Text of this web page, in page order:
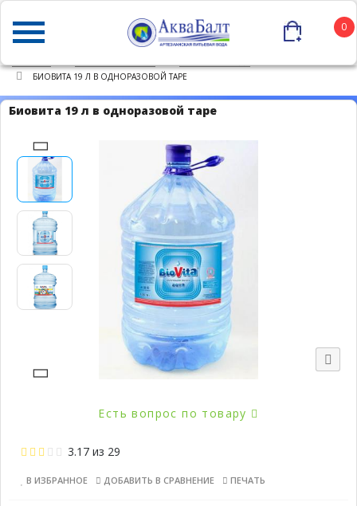
0
БИОВИТА 19 Л В ОДНОРАЗОВОЙ ТАРЕ
Биовита 19 л в одноразовой таре
Есть вопрос по товару
3.17 из 29
В ИЗБРАННОЕ ДОБАВИТЬ В СРАВНЕНИЕ ПЕЧАТЬ